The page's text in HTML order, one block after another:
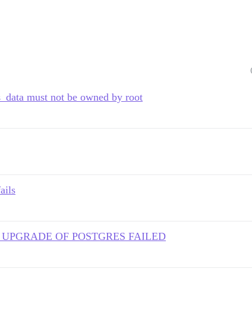
must not be owned by root
OF POSTGRES FAILED